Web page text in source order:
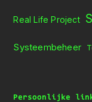
Real Life Project
Systeembeheer
Persoonlijke